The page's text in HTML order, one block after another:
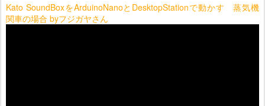
Kato SoundBoxをArduinoNanoとDesktopStationで動かす 蒸気機
関車の場合 byフジガヤさん